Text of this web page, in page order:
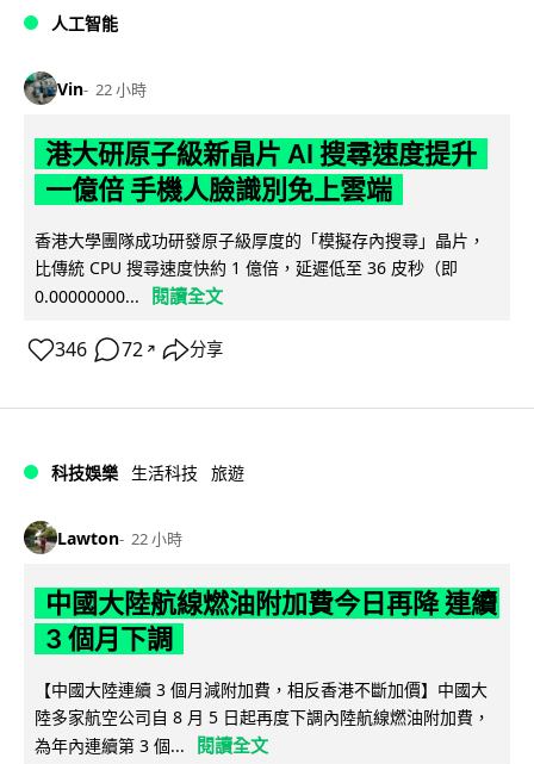
人工智能
Vin 22 小時
港大研原子級新晶片 AI 搜尋速度提升
一億倍 手機人臉識別免上雲端
香港大學團隊成功研發原子級厚度的「模擬存內搜尋」晶片，
比傳統 CPU 搜尋速度快約 1 億倍，延遲低至 36 皮秒（即
0.00000000...
閱讀全文
346 72 ↗ 分享
科技娛樂 生活科技 旅遊
Lawton 22 小時
中國大陸航線燃油附加費今日再降 連續
3 個月下調
【中國大陸連續 3 個月減附加費，相反香港不斷加價】中國大
陸多家航空公司自 8 月 5 日起再度下調內陸航線燃油附加費，
為年內連續第 3 個...
閱讀全文